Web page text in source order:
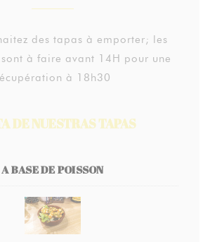
des tapas à emporter; les
à faire avant 14H pour une
à 18h30
DE NUESTRAS TAPAS
A BASE DE POISSON